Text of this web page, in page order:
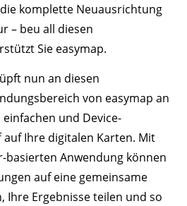
komplette Neuausrichtung
– beu all diesen
Sie easymap.
nun an diesen
von easymap an
und Device-
Ihre digitalen Karten. Mit
basierten Anwendung können
auf eine gemeinsame
Ihre Ergebnisse teilen und so